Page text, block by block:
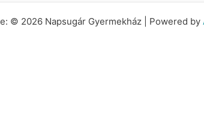
© 2026 Napsugár Gyermekház | Powered by